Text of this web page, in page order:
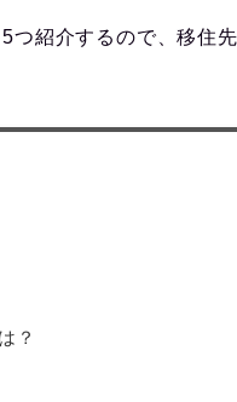
紹介するので、移住
？